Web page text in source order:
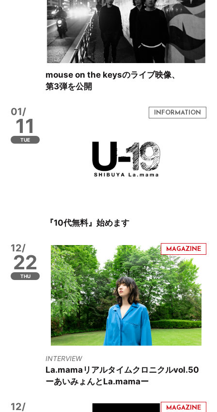
mouse on the keysのライブ映像、
第3弾を公開
01/
11
TUE
『10代無料』始めます
12/
22
THU
INTERVIEW
La.mamaリアルタイムクロニクルvol.50
ーあいみょんとLa.mamaー
12/